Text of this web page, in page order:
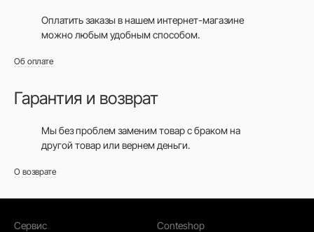
Оплатить заказы в нашем интернет-магазине
можно любым удобным способом.
Об оплате
Гарантия и возврат
Мы без проблем заменим товар с браком на
другой товар или вернем деньги.
О возврате
Сервис Conteshop